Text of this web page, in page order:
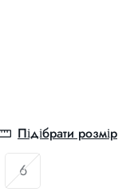
Підібрати розмір
6